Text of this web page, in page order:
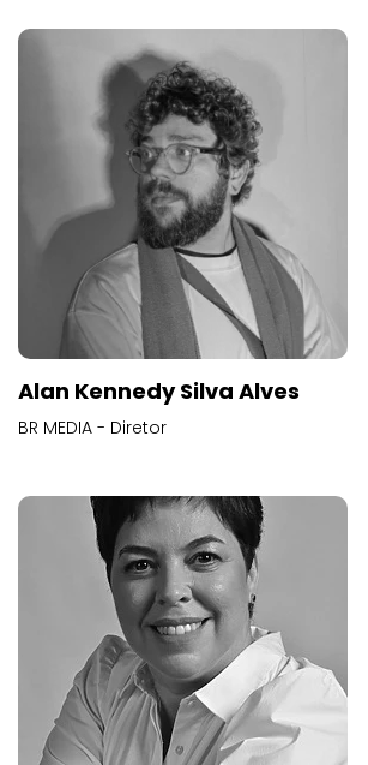
Alan Kennedy Silva Alves
BR MEDIA - Diretor